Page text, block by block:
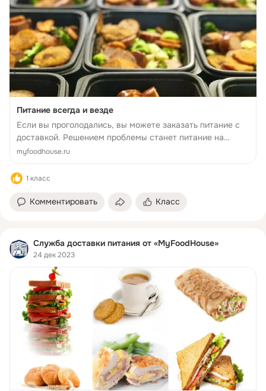
Питание всегда и везде
Если вы проголодались, вы можете заказать питание с
доставкой. Решением проблемы станет питание на
неделю с доставкой горячих блюд в офис и на дом.
оговоренное время, и вы получите во...
myfoodhouse.ru
1 класс
Комментировать Класс
Служба доставки питания от «MyFoodHouse»
24 дек 2023